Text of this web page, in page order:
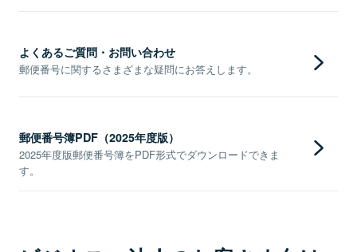
よくあるご質問・お問い合わせ
郵便番号に関するさまざまな疑問にお答えします。
郵便番号簿PDF（2025年度版）
2025年度版郵便番号簿をPDF形式でダウンロードできま
す。